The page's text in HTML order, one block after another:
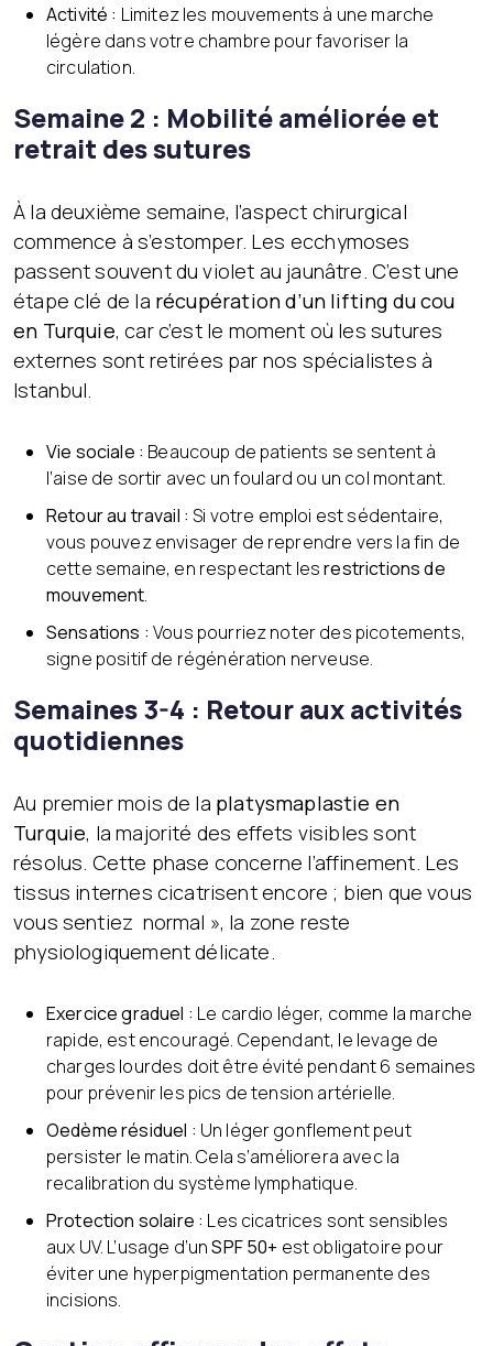
Activité : Limitez les mouvements à une marche
légère dans votre chambre pour favoriser la
circulation.
Semaine 2 : Mobilité améliorée et
retrait des sutures
À la deuxième semaine, l’aspect chirurgical
commence à s’estomper. Les ecchymoses
passent souvent du violet au jaunâtre. C’est une
étape clé de la récupération d’un lifting du cou
en Turquie, car c’est le moment où les sutures
externes sont retirées par nos spécialistes à
Istanbul.
Vie sociale : Beaucoup de patients se sentent à
l’aise de sortir avec un foulard ou un col montant.
Retour au travail : Si votre emploi est sédentaire,
vous pouvez envisager de reprendre vers la fin de
cette semaine, en respectant lesrestrictions de
mouvement.
Sensations : Vous pourriez noter des picotements,
signe positif de régénération nerveuse.
Semaines 3-4 : Retour aux activités
quotidiennes
Au premier mois de la platysmaplastie en
Turquie, la majorité des effets visibles sont
résolus. Cette phase concerne l’affinement. Les
tissus internes cicatrisent encore ; bien que vous
vous sentiez normal », la zone reste
physiologiquement délicate.
Exercice graduel : Le cardio léger, comme la marche
rapide, est encouragé. Cependant, le levage de
charges lourdes doit être évité pendant 6 semaines
pour prévenir les pics de tension artérielle.
Oedème résiduel : Un léger gonflement peut
persister le matin. Cela s’améliorera avec la
recalibration du système lymphatique.
Protection solaire : Les cicatrices sont sensibles
aux UV. L’usage d’unSPF 50+ est obligatoire pour
éviter une hyperpigmentation permanente des
incisions.